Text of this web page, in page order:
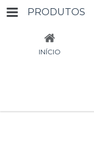
PRODUTOS
INÍCIO